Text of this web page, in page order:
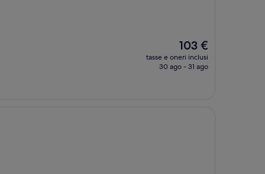
Il
prezzo
attuale
103 €
tasse e oneri inclusi
30 ago - 31 ago